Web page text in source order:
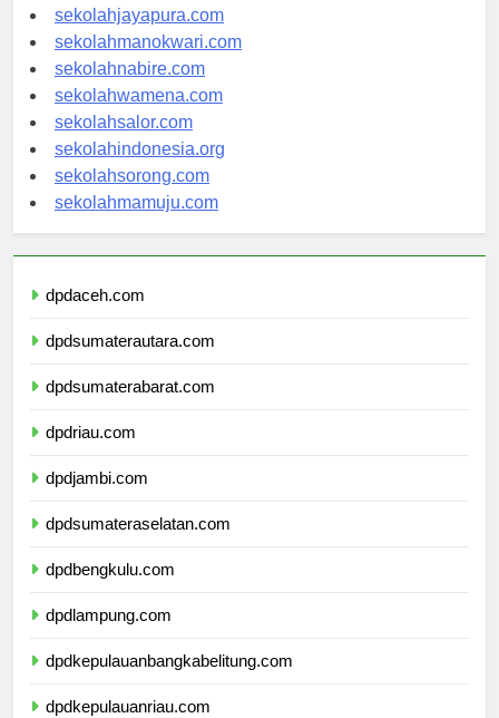
sekolahjayapura.com
sekolahmanokwari.com
sekolahnabire.com
sekolahwamena.com
sekolahsalor.com
sekolahindonesia.org
sekolahsorong.com
sekolahmamuju.com
dpdaceh.com
dpdsumaterautara.com
dpdsumaterabarat.com
dpdriau.com
dpdjambi.com
dpdsumateraselatan.com
dpdbengkulu.com
dpdlampung.com
dpdkepulauanbangkabelitung.com
dpdkepulauanriau.com